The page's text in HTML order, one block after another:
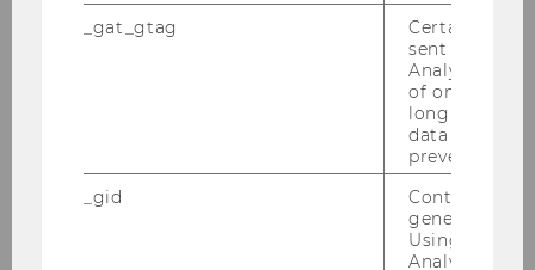
Maximaler Sauerstoff - Maximale
Prä­senz Trai­ning | Out­door im Pra­ter | 11:00 -
_gat_gtag
Certain data
sent to
Analytics a
of once per
long as it is
data
prevented.
_gid
Contains a
generated
Using this
Analytics can